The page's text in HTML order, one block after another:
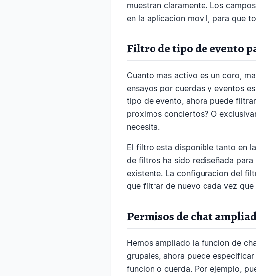
muestran claramente. Los
en la aplicacion movil, para que
Filtro de tipo de evento
Cuanto mas activo es un coro,
ensayos por cuerdas y eventos
tipo de evento, ahora puede
proximos conciertos? O
necesita.
El filtro esta disponible tanto en
de filtros ha sido rediseñada
existente. La configuracion del
que filtrar de nuevo cada vez
Permisos de chat
Hemos ampliado la funcion de
grupales, ahora puede
funcion o cuerda. Por ejemplo,